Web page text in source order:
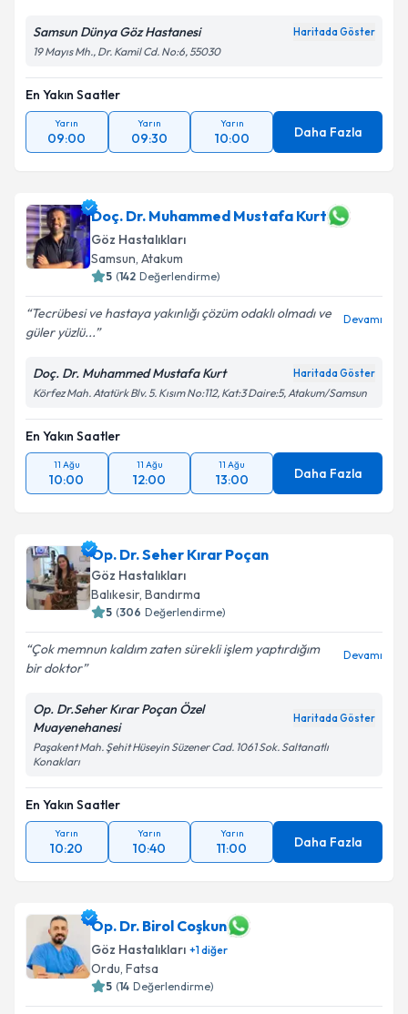
Samsun Dünya Göz Hastanesi Haritada Göster
19 Mayıs Mh., Dr. Kamil Cd. No:6, 55030
En Yakın Saatler
Yarın
09:00
Yarın
09:30
Yarın
10:00 Daha Fazla
Doç. Dr. Muhammed Mustafa Kurt
Göz Hastalıkları
Samsun, Atakum
5 (142 Değerlendirme)
Tecrübesi ve hastaya yakınlığı çözüm odaklı olmadı ve
güler yüzlü...
Devamı
Doç. Dr. Muhammed Mustafa Kurt Haritada Göster
Körfez Mah. Atatürk Blv. 5. Kısım No:112, Kat:3 Daire:5, Atakum/Samsun
En Yakın Saatler
11 Ağu
10:00
11 Ağu
12:00
11 Ağu
13:00 Daha Fazla
Op. Dr. Seher Kırar Poçan
Göz Hastalıkları
Balıkesir, Bandırma
5 (306 Değerlendirme)
Çok memnun kaldım zaten sürekli işlem yaptırdığım
bir doktor
Devamı
Op. Dr.Seher Kırar Poçan Özel
Muayenehanesi
Haritada Göster
Paşakent Mah. Şehit Hüseyin Süzener Cad. 1061 Sok. Saltanatlı
Konakları
En Yakın Saatler
Yarın
10:20
Yarın
10:40
Yarın
11:00 Daha Fazla
Op. Dr. Birol Coşkun
Göz Hastalıkları +1diğer
Ordu, Fatsa
5 (14 Değerlendirme)